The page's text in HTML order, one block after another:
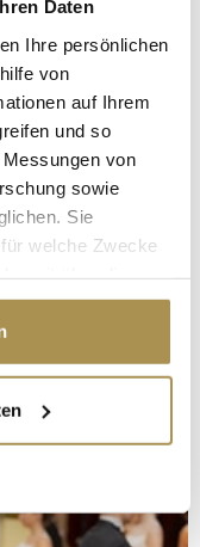
Daten
Ihre persönlichen
von
auf Ihrem
und so
von
sowie
Sie
welche Zwecke
auf das Privacy
Lage
genau sein
identifizieren